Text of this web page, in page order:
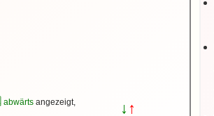
abwärtsangezeigt,
↓ ↑